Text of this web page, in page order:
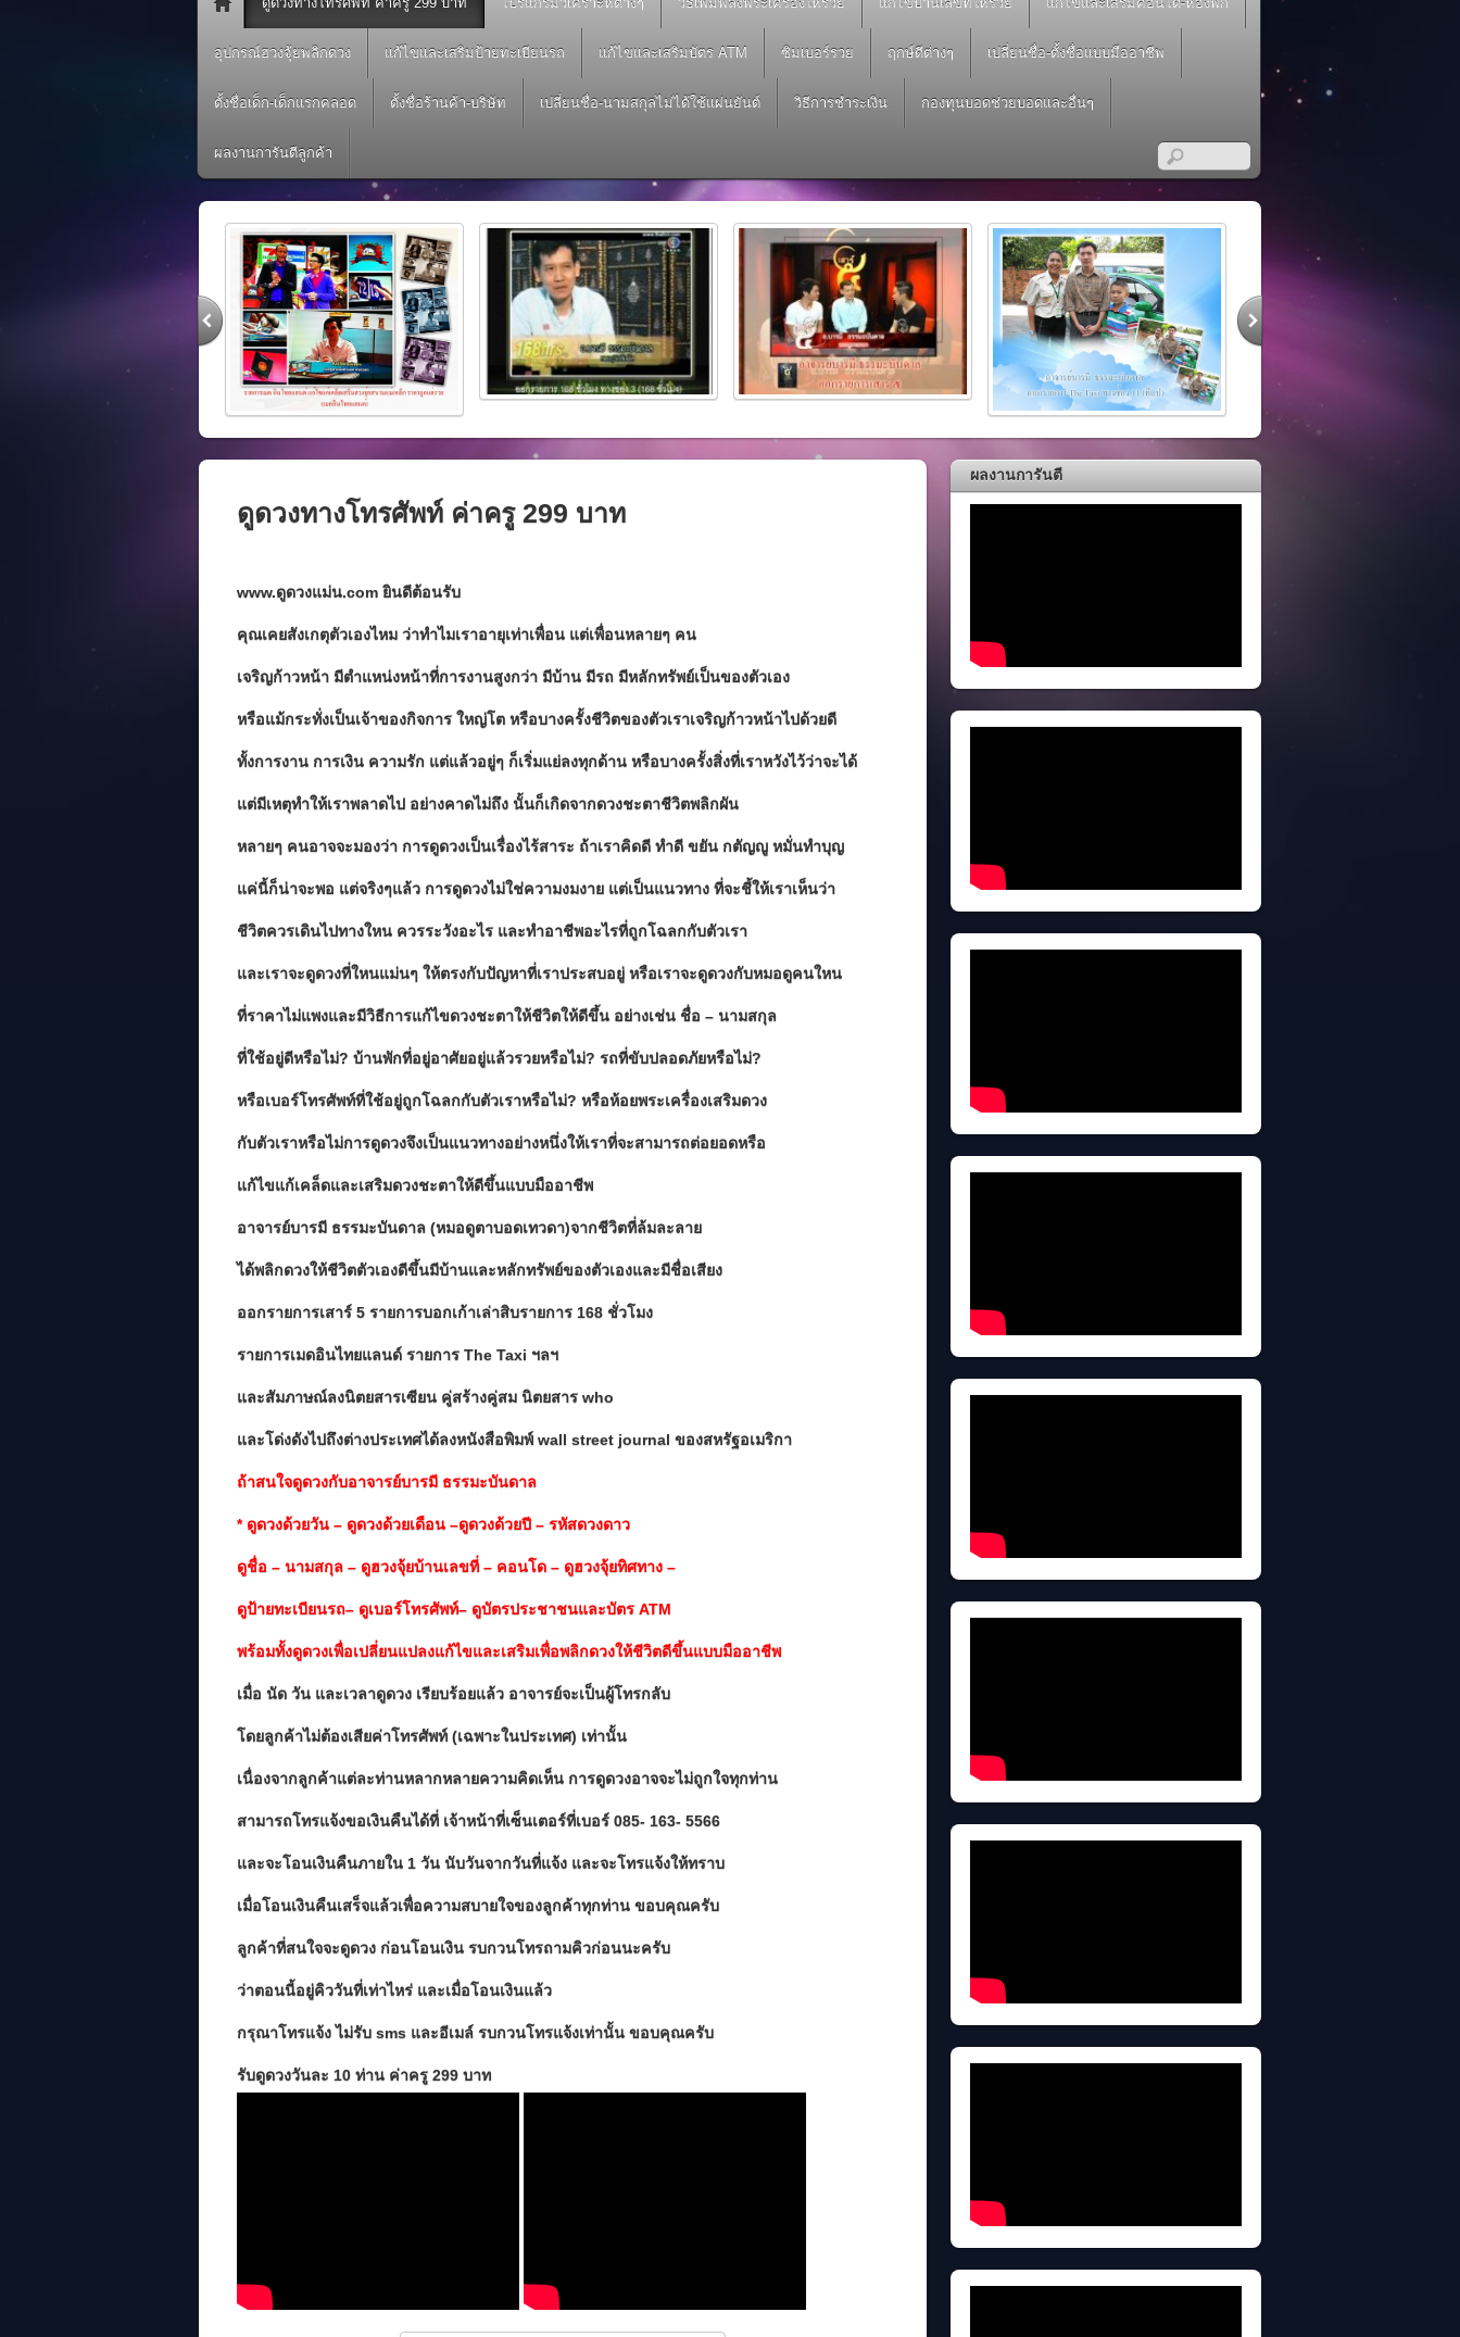
ดูดวงแม่นกับหมอดู ดูดวงทางโทรศัพท์ ค่าครู 299 บาท
ดูดวงแม่นกับหมอดูดูดวงแม่น ดูดวงทางโทรศัพท์ 299 บาท
อุปกรณ์ฮวงจุ้ยพลิกดวง แก้ไขและเสริมป้ายทะเบียนรถ แก้ไขและเสริมบัตร ATM ซิมเบอร์รวย ฤกษ์ดีต่างๆ เปลี่ยนชื่อ-ตั้งชื่อแบบมืออาชีพ
ตั้งชื่อเด็ก-เด็กแรกคลอด ตั้งชื่อร้านค้า-บริษัท เปลี่ยนชื่อ-นามสกุลไม่ได้ใช้แผ่นยันต์ วิธีการชำระเงิน กองทุนบอดช่วยบอดและอื่นๆ
ผลงานการันตีลูกค้า
ดูดวงทางโทรศัพท์ ค่าครู 299 บาท
www.ดูดวงแม่น.com ยินดีต้อนรับ
คุณเคยสังเกตุตัวเองไหม ว่าทำไมเราอายุเท่าเพื่อน แต่เพื่อนหลายๆ คน
เจริญก้าวหน้า มีตำแหน่งหน้าที่การงานสูงกว่า มีบ้าน มีรถ มีหลักทรัพย์เป็นของตัวเอง
หรือแม้กระทั่งเป็นเจ้าของกิจการ ใหญ่โต หรือบางครั้งชีวิตของตัวเราเจริญก้าวหน้าไปด้วยดี
ทั้งการงาน การเงิน ความรัก แต่แล้วอยู่ๆ ก็เริ่มแย่ลงทุกด้าน หรือบางครั้งสิ่งที่เราหวังไว้ว่าจะได้
แต่มีเหตุทำให้เราพลาดไป อย่างคาดไม่ถึง นั้นก็เกิดจากดวงชะตาชีวิตพลิกผัน
หลายๆ คนอาจจะมองว่า การดูดวงเป็นเรื่องไร้สาระ ถ้าเราคิดดี ทำดี ขยัน กตัญญู หมั่นทำบุญ
แค่นี้ก็น่าจะพอ แต่จริงๆแล้ว การดูดวงไม่ใช่ความงมงาย แต่เป็นแนวทาง ที่จะชี้ให้เราเห็นว่า
ชีวิตควรเดินไปทางใหน ควรระวังอะไร และทำอาชีพอะไรที่ถูกโฉลกกับตัวเรา
และเราจะดูดวงที่ใหนแม่นๆ ให้ตรงกับปัญหาที่เราประสบอยู่ หรือเราจะดูดวงกับหมอดูคนใหน
ที่ราคาไม่แพงและมีวิธีการแก้ไขดวงชะตาให้ชีวิตให้ดีขึ้น อย่างเช่น ชื่อ – นามสกุล
ที่ใช้อยู่ดีหรือไม่? บ้านพักที่อยู่อาศัยอยู่แล้วรวยหรือไม่? รถที่ขับปลอดภัยหรือไม่?
หรือเบอร์โทรศัพท์ที่ใช้อยู่ถูกโฉลกกับตัวเราหรือไม่? หรือห้อยพระเครื่องเสริมดวง
กับตัวเราหรือไม่การดูดวงจึงเป็นแนวทางอย่างหนึ่งให้เราที่จะสามารถต่อยอดหรือ
แก้ไขแก้เคล็ดและเสริมดวงชะตาให้ดีขึ้นแบบมืออาชีพ
อาจารย์บารมี ธรรมะบันดาล (หมอดูตาบอดเทวดา)จากชีวิตที่ล้มละลาย
ได้พลิกดวงให้ชีวิตตัวเองดีขึ้นมีบ้านและหลักทรัพย์ของตัวเองและมีชื่อเสียง
ออกรายการเสาร์ 5 รายการบอกเก้าเล่าสิบรายการ 168 ชั่วโมง
รายการเมดอินไทยแลนด์ รายการ The Taxi ฯลฯ
และสัมภาษณ์ลงนิตยสารเซียน คู่สร้างคู่สม นิตยสาร who
และโด่งดังไปถึงต่างประเทศได้ลงหนังสือพิมพ์ wall street journal ของสหรัฐอเมริกา
ถ้าสนใจดูดวงกับอาจารย์บารมี ธรรมะบันดาล
* ดูดวงด้วยวัน – ดูดวงด้วยเดือน –ดูดวงด้วยปี – รหัสดวงดาว
ดูชื่อ – นามสกุล – ดูฮวงจุ้ยบ้านเลขที่ – คอนโด – ดูฮวงจุ้ยทิศทาง –
ดูป้ายทะเบียนรถ– ดูเบอร์โทรศัพท์– ดูบัตรประชาชนและบัตร ATM
พร้อมทั้งดูดวงเพื่อเปลี่ยนแปลงแก้ไขและเสริมเพื่อพลิกดวงให้ชีวิตดีขึ้นแบบมืออาชีพ
เมื่อ นัด วัน และเวลาดูดวง เรียบร้อยแล้ว อาจารย์จะเป็นผู้โทรกลับ
โดยลูกค้าไม่ต้องเสียค่าโทรศัพท์ (เฉพาะในประเทศ) เท่านั้น
เนื่องจากลูกค้าแต่ละท่านหลากหลายความคิดเห็น การดูดวงอาจจะไม่ถูกใจทุกท่าน
สามารถโทรแจ้งขอเงินคืนได้ที่ เจ้าหน้าที่เซ็นเตอร์ที่เบอร์ 085- 163- 5566
และจะโอนเงินคืนภายใน 1 วัน นับวันจากวันที่แจ้ง และจะโทรแจ้งให้ทราบ
เมื่อโอนเงินคืนเสร็จแล้วเพื่อความสบายใจของลูกค้าทุกท่าน ขอบคุณครับ
ลูกค้าที่สนใจจะดูดวง ก่อนโอนเงิน รบกวนโทรถามคิวก่อนนะครับ
ว่าตอนนี้อยู่คิววันที่เท่าไหร่ และเมื่อโอนเงินแล้ว
กรุณาโทรแจ้ง ไม่รับ sms และอีเมล์ รบกวนโทรแจ้งเท่านั้น ขอบคุณครับ
รับดูดวงวันละ 10 ท่าน ค่าครู 299 บาท
ผลงานการันตี